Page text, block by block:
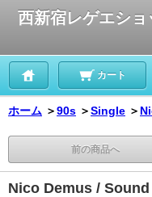
西新宿レゲエシ
カート
ホーム ＞90s ＞Single ＞
前の商品へ
Nico Demus /